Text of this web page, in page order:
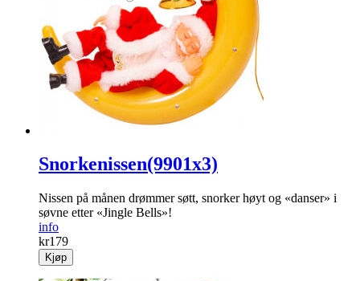
Snorkenissen(9901x3)
Nissen på månen drømmer søtt, snorker høyt og «danser» i
søvne etter «Jingle Bells»!
info
kr179
Kjøp